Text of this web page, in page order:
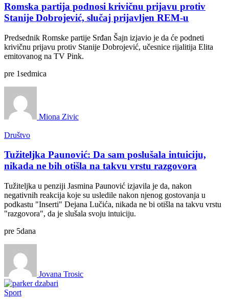
Romska partija podnosi krivičnu prijavu protiv
Stanije Dobrojević, slučaj prijavljen REM-u
Predsednik Romske partije Srđan Šajn izjavio je da će podneti
krivičnu prijavu protiv Stanije Dobrojević, učesnice rijalitija Elita
emitovanog na TV Pink.
pre 1sedmica
Miona Zivic
Društvo
Tužiteljka Paunović: Da sam poslušala intuiciju,
nikada ne bih otišla na takvu vrstu razgovora
Tužiteljka u penziji Jasmina Paunović izjavila je da, nakon
negativnih reakcija koje su usledile nakon njenog gostovanja u
podkastu "Inserti" Dejana Lučića, nikada ne bi otišla na takvu vrstu
"razgovora", da je slušala svoju intuiciju.
pre 5dana
Jovana Trosic
Sport